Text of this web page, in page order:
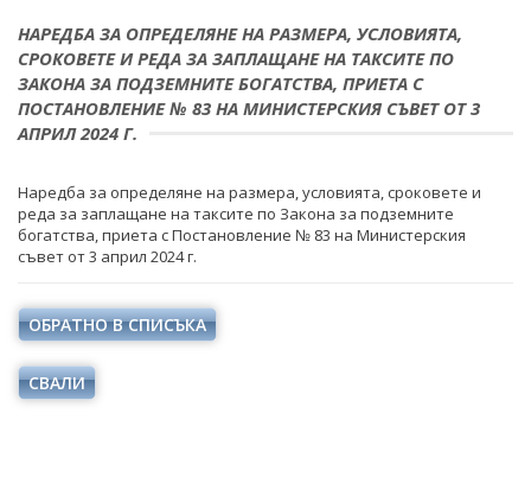
ЗА МИНИСТЕРСТВОТО
ЗА НАС
МИСИЯ И ЦЕЛИ
СТРУКТУРА
ОДИТЕН КОМИТЕТ
БЮДЖЕТ
ОТКРИТО УПРАВЛЕНИЕ
ЗАЩИТА НА ЛИЧНИТЕ ДАННИ
МИНИСТЪР
ПОЛИТИЧЕСКИ КАБИНЕТ
ЗАКОНИ
ДИРЕКТИВИ И РЕГЛАМЕНТИ
НАРЕДБИ
ПОСТАНОВЛЕНИЯ
НАРЕДБА ЗА ОПРЕДЕЛЯНЕ НА РАЗМЕРА, УСЛОВИЯТА,
СРОКОВЕТЕ И РЕДА ЗА ЗАПЛАЩАНЕ НА ТАКСИТЕ ПО
ЗАКОНА ЗА ПОДЗЕМНИТЕ БОГАТСТВА, ПРИЕТА С
ПОСТАНОВЛЕНИЕ № 83 НА МИНИСТЕРСКИЯ СЪВЕТ ОТ 3
АПРИЛ 2024 Г.
Наредба за определяне на размера, условията, сроковете и
реда за заплащане на таксите по Закона за подземните
богатства, приета с Постановление № 83 на Министерския
съвет от 3 април 2024 г.
ОБРАТНО В СПИСЪКА
СВАЛИ